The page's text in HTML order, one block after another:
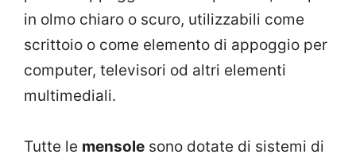
in olmo chiaro o scuro, utilizzabili come
scrittoio o come elemento di appoggio per
computer, televisori od altri elementi
multimediali.
Tutte le mensole sono dotate di sistemi di